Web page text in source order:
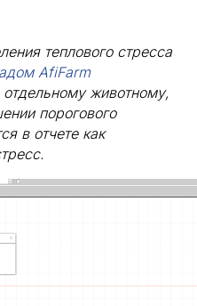
теплового стресса
AfiFarm
животному,
порогового
в отчете как